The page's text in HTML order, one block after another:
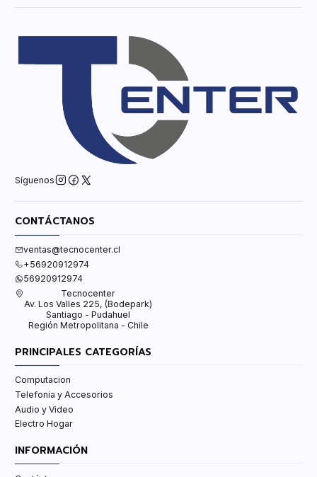
Síguenos
CONTÁCTANOS
ventas@tecnocenter.cl
+56920912974
56920912974
Tecnocenter
Av. Los Valles 225, (Bodepark)
Santiago - Pudahuel
Región Metropolitana - Chile
PRINCIPALES CATEGORÍAS
Computacion
Telefonia y Accesorios
Audio y Video
Electro Hogar
INFORMACIÓN